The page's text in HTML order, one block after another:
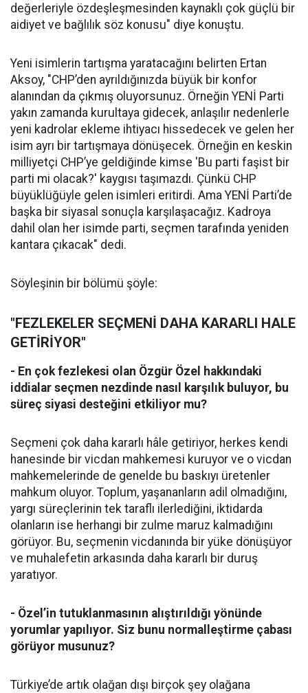
değerleriyle özdeşleşmesinden kaynaklı çok güçlü bir
aidiyet ve bağlılık söz konusu" diye konuştu.
Yeni isimlerin tartışma yaratacağını belirten Ertan
Aksoy, "CHP’den ayrıldığınızda büyük bir konfor
alanından da çıkmış oluyorsunuz. Örneğin YENİ Parti
yakın zamanda kurultaya gidecek, anlaşılır nedenlerle
yeni kadrolar ekleme ihtiyacı hissedecek ve gelen her
isim ayrı bir tartışmaya dönüşecek. Örneğin en keskin
milliyetçi CHP’ye geldiğinde kimse 'Bu parti faşist bir
parti mi olacak?' kaygısı taşımazdı. Çünkü CHP
büyüklüğüyle gelen isimleri eritirdi. Ama YENİ Parti’de
başka bir siyasal sonuçla karşılaşacağız. Kadroya
dahil olan her isimde parti, seçmen tarafında yeniden
kantara çıkacak" dedi.
Söyleşinin bir bölümü şöyle:
"FEZLEKELER SEÇMENİ DAHA KARARLI HALE
GETİRİYOR"
- En çok fezlekesi olan Özgür Özel hakkındaki
iddialar seçmen nezdinde nasıl karşılık buluyor, bu
süreç siyasi desteğini etkiliyor mu?
Seçmeni çok daha kararlı hâle getiriyor, herkes kendi
hanesinde bir vicdan mahkemesi kuruyor ve o vicdan
mahkemelerinde de genelde bu baskıyı üretenler
mahkum oluyor. Toplum, yaşananların adil olmadığını,
yargı süreçlerinin tek taraflı ilerlediğini, iktidarda
olanların ise herhangi bir zulme maruz kalmadığını
görüyor. Bu, seçmenin vicdanında bir yüke dönüşüyor
ve muhalefetin arkasında daha kararlı bir duruş
yaratıyor.
- Özel’in tutuklanmasının alıştırıldığı yönünde
yorumlar yapılıyor. Siz bunu normalleştirme çabası
görüyor musunuz?
Türkiye’de artık olağan dışı birçok şey olağana